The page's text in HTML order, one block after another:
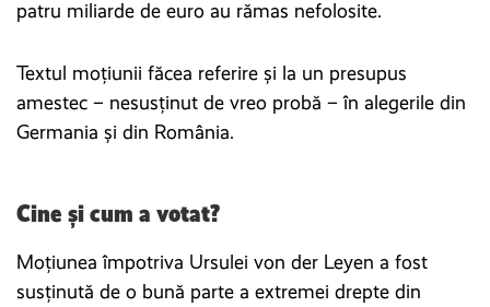
patru miliarde de euro au rămas nefolosite.
Textul moțiunii făcea referire și la un presupus
amestec – nesusținut de vreo probă – în alegerile din
Germania și din România.
Cine și cum a votat?
Moțiunea împotriva Ursulei von der Leyen a fost
susținută de o bună parte a extremei drepte din